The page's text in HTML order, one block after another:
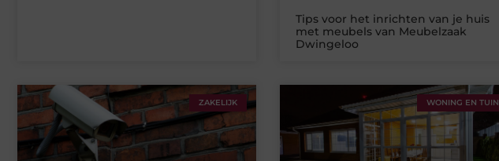
Tips voor het inrichten van je huis
met meubels van Meubelzaak
Dwingeloo
ZAKELIJK WONING EN TUIN